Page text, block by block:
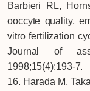
Barbieri RL,
ooccyte quality,
vitro fertilization
Journal of
1998;15(4):193-7.
16. Harada M,